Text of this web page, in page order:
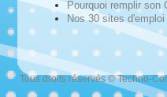
Pourquoi remplir son
Nos 30 sites d'emploi
Tous droits réservés © Techno-